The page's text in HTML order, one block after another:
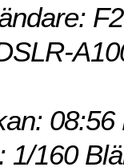
1/160